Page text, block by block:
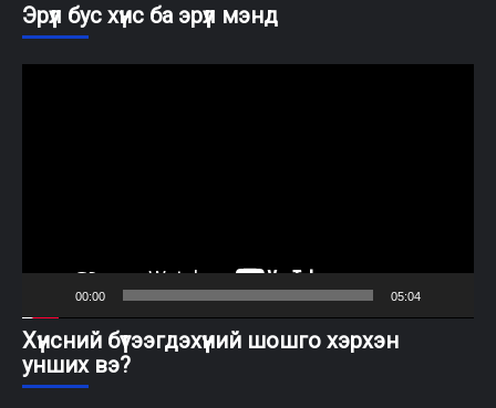
Эрүүл бус хүнс ба эрүүл мэнд
00:00 05:04
Хүнсний бүтээгдэхүүний шошго хэрхэн
унших вэ?